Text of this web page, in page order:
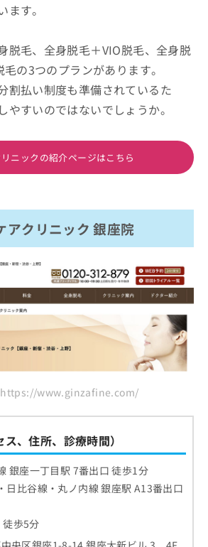
す。
脱毛、全身脱毛＋VIO脱毛、全身脱
の3つのプランがあります。
割払い制度も準備されているた
やすいのではないでしょうか。
ニックの紹介ページはこちら
アクリニック 銀座院
www.ginzafine.com/
、住所、診療時間）
銀座一丁目駅 7番出口 徒歩1分
日比谷線・丸ノ内線 銀座駅 A13番出口
徒歩5分